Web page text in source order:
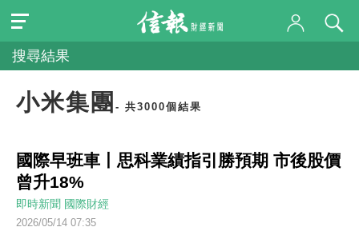
搜尋結果
小米集團 - 共3000個結果
國際早班車丨思科業績指引勝預期 市後股價
曾升18%
即時新聞 國際財經
2026/05/14 07:35